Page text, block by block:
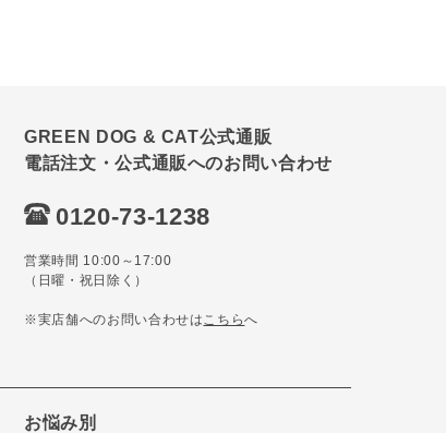
GREEN DOG & CAT公式通販
電話注文・公式通販へのお問い合わせ
0120-73-1238
営業時間 10:00～17:00
（日曜・祝日除く）
※実店舗へのお問い合わせはこちらへ
お悩み別